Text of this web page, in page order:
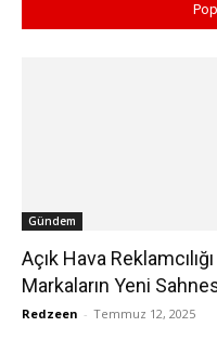
Gündem
Açık Hava
Markaların Yeni
Redzeen - Temmuz 12, 2025